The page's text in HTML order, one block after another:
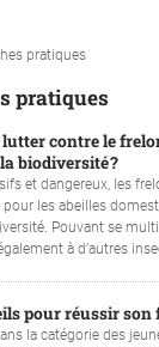
pratiques
pratiques
contre le
biodiversité ?
et dangereux, les
pour les abeilles
Pouvant se
à d’autres
pour réussir son
la catégorie des